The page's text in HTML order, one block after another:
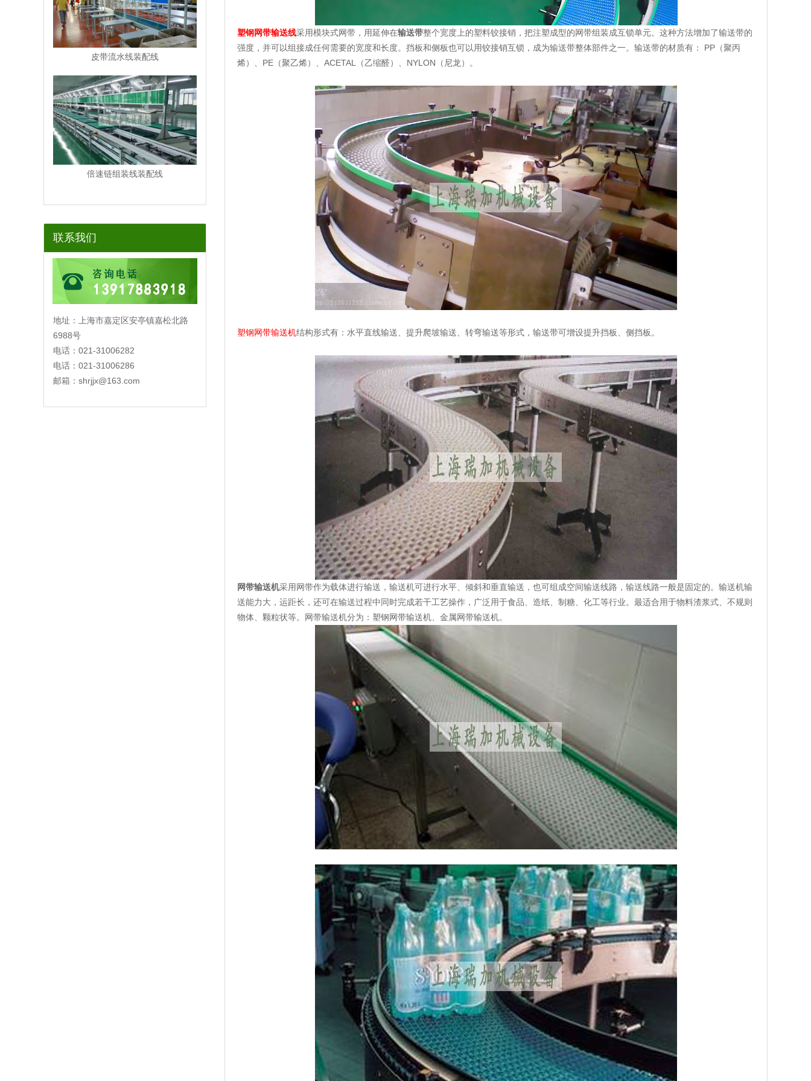
皮带流水线装配线
倍速链组装线装配线
联系我们
地址：上海市嘉定区安亭镇嘉松北路
6988号
电话：021-31006282
电话：021-31006286
邮箱： shrjjx@163.com
塑钢网带输送线采用模块式网带，用延伸在输送带整个宽度上的塑料铰接销，把注塑成型的网带组装成互锁单元。这种方法增加了输送带的
强度，并可以组接成任何需要的宽度和长度。挡板和侧板也可以用铰接销互锁，成为输送带整体部件之一。输送带的材质有： PP（聚丙
烯）、PE（聚乙烯）、ACETAL（乙缩醛）、NYLON（尼龙）。
塑钢网带输送机结构形式有：水平直线输送、提升爬坡输送、转弯输送等形式，输送带可增设提升挡板、侧挡板。
网带输送机采用网带作为载体进行输送，输送机可进行水平、倾斜和垂直输送，也可组成空间输送线路，输送线路一般是固定的。输送机输
送能力大，运距长，还可在输送过程中同时完成若干工艺操作，广泛用于食品、造纸、制糖、化工等行业。最适合用于物料渣浆式、不规则
物体、颗粒状等。网带输送机分为：塑钢网带输送机、金属网带输送机。